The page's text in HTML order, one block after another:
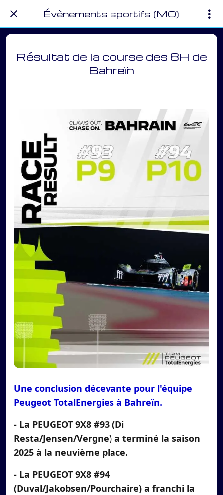
Évènements sportifs (MO)
Résultat de la course des 8H de
Bahreïn
Une conclusion décevante pour l'équipe
Peugeot TotalEnergies à Bahreïn.
- La PEUGEOT 9X8 #93 (Di
Resta/Jensen/Vergne) a terminé la saison
2025 à la neuvième place.
- La PEUGEOT 9X8 #94
(Duval/Jakobsen/Pourchaire) a franchi la